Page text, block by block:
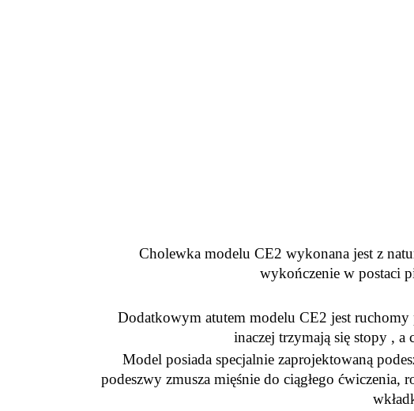
Cholewka modelu CE2 wykonana jest z
wykończenie w postaci
Dodatkowym atutem modelu CE2 jest ruchomy
inaczej trzymają się stopy , a
Model posiada specjalnie zaprojektowaną
podeszwy zmusza mięśnie do ciągłego